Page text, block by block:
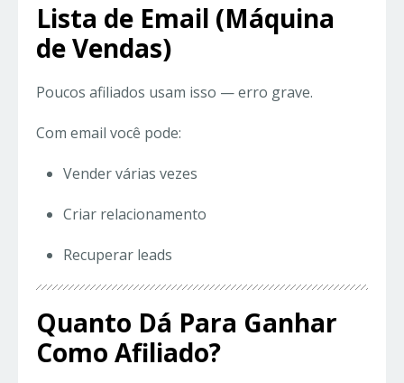
Lista de Email (Máquina
de Vendas)
Poucos afiliados usam isso — erro grave.
Com email você pode:
Vender várias vezes
Criar relacionamento
Recuperar leads
Quanto Dá Para Ganhar
Como Afiliado?